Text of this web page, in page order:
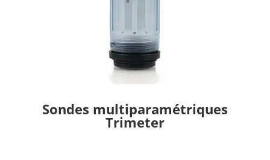
Sondes multiparamétriques
Trimeter